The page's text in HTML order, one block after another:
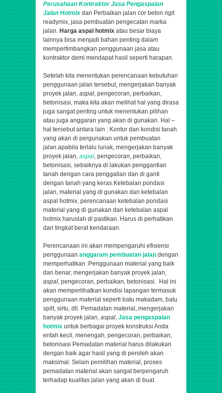
Perusahaan KontraktorJasa Pengaspalan
Jalan Hotmix dan Perbaikan jalan cor beton rigit
readymix, jasa pembuatan pengecatan marka
jalan. Harga aspal hotmix atau besar biaya
lainnya bisa menjadi bahan penting dalam
mempertimbangkan penggunaan jasa atau
kontraktor demi mendapat hasil seperti harapan.
Setelah kita menentukan perencanaan kebutuhan
penggunaan jalan tersebut, mengerjakan banyak
proyek jalan, aspal, pengecoran, perbaikan,
betonisasi, maka kita akan melihat hal yang dirasa
juga sangat penting untuk menentukan pilihan
atau juga anggaran yang akan di gunakan. Hal –
hal tersebut antara lain : Kontur dan kondisi tanah
yang akan di pergunakan untuk pembuatan
jalan.apabila terlalu lunak, mengerjakan banyak
proyek jalan, aspal, pengecoran, perbaikan,
betonisasi, sebaiknya di lakukan penggantian
tanah dengan cara penggalian dan di ganti
dengan tanah yang keras.Ketebalan pondasi
jalan, material yang di gunakan dan ketebalan
aspal hotmix, perencanaan ketebalan pondasi
material yang di gunakan dan ketebalan aspal
hotmix haruslah di pastikan. Harus di perhatikan
dari tingkat berat kendaraan.
Perencanaan ini akan mempengaruhi efisiensi
penggunaan anggaram pembuatan jalan dengan
memperhatikan :Penggunaan material yang baik
dan benar, mengerjakan banyak proyek jalan,
aspal, pengecoran, perbaikan, betonisasi. Hal ini
akan memperlihatkan kondisi lapangan termasuk
penggunaan material seperti batu makadam, batu
spilt, sirtu, dll. Pemadatan material,.mengerjakan
banyak proyek jalan, aspal, Jasa pengaspalan
hotmix untuk berbagai proyek konstruksi Anda
entah kecil, menengah, pengecoran, perbaikan,
betonisasi Pemadatan material harus dilakukan
dengan baik agar hasil yang di peroleh akan
maksimal. Selain pemilihan material, proses
pemadatan material akan sangat berpengaruh
terhadap kualitas jalan yang akan di buat.